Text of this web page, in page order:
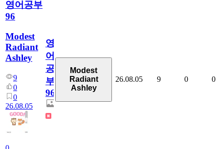
영어공부
96
Modest
Radiant
Ashley
9
0
0
26.08.05
영
어
공
부
96
Modest
Radiant
Ashley
26.08.05 9 0 0